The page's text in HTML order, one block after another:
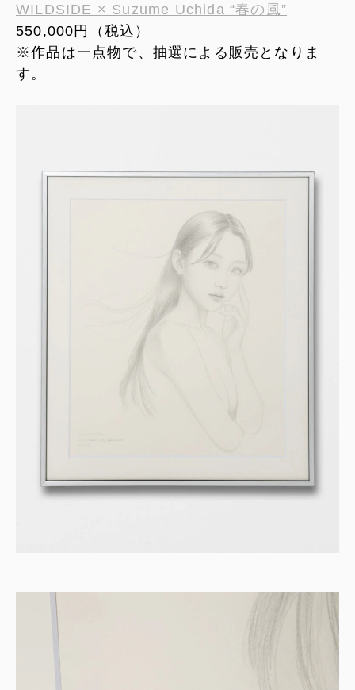
WILDSIDE × Suzume Uchida “春の風”
550,000円（税込）
※作品は一点物で、抽選による販売となりま
す。